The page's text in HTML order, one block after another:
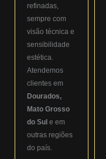
refinadas,
sempre com
visão técnica e
sensibilidade
estética.
Atendemos
clientes em
Dourados,
Mato Grosso
do Sul e em
outras regiões
do país.